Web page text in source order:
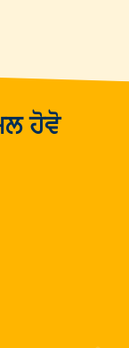
ਹੋਵੋ